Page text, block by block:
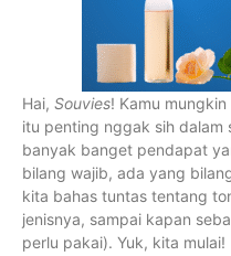
Hai, Souvies! Kamu
itu penting nggak sih dalam
banyak banget pendapat
bilang wajib, ada yang
kita bahas tuntas tentang
jenisnya, sampai kapan
perlu pakai). Yuk, kita mulai!